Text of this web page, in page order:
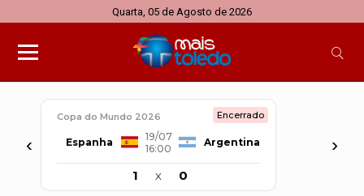
Quarta, 05 de Agosto de 2026
‹
Copa do Mundo 2026 Encerrado
Espanha
19/07
16:00
Argentina
1 x 0
›